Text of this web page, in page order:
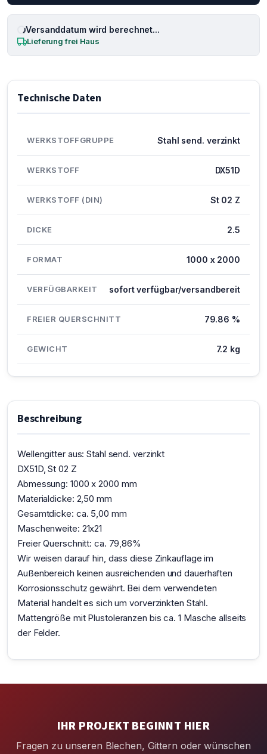
Versanddatum wird berechnet...
Lieferung frei Haus
Technische Daten
WERKSTOFFGRUPPE Stahl send. verzinkt
WERKSTOFF DX51D
WERKSTOFF (DIN) St 02 Z
DICKE 2.5
FORMAT 1000 x 2000
VERFÜGBARKEIT sofort verfügbar/versandbereit
FREIER QUERSCHNITT 79.86 %
GEWICHT 7.2 kg
Beschreibung
Wellengitter aus: Stahl send. verzinkt
DX51D, St 02 Z
Abmessung: 1000 x 2000 mm
Materialdicke: 2,50 mm
Gesamtdicke: ca. 5,00 mm
Maschenweite: 21x21
Freier Querschnitt: ca. 79,86%
Wir weisen darauf hin, dass diese Zinkauflage im
Außenbereich keinen ausreichenden und dauerhaften
Korrosionsschutz gewährt. Bei dem verwendeten
Material handelt es sich um vorverzinkten Stahl.
Mattengröße mit Plustoleranzen bis ca. 1 Masche allseits
der Felder.
IHR PROJEKT BEGINNT HIER
Fragen zu unseren Blechen, Gittern oder wünschen